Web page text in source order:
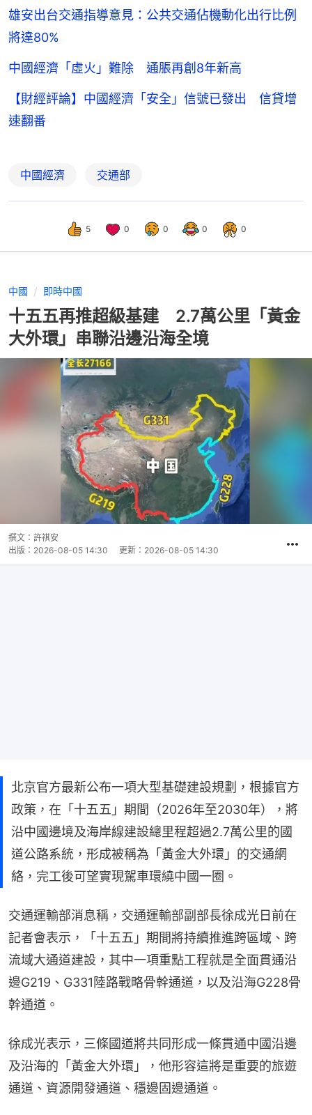
雄安出台交通指導意見：公共交通佔機動化出行比例
將達80%
中國經濟「虛火」難除 通脹再創8年新高
【財經評論】中國經濟「安全」信號已發出 信貸增
速翻番
中國經濟 交通部
5 0 0 0 0
中國 即時中國
十五五再推超級基建 2.7萬公里「黃金
大外環」串聯沿邊沿海全境
撰文： 許祺安
出版： 2026-08-05 14:30 更新： 2026-08-05 14:30
北京官方最新公布一項大型基礎建設規劃，根據官方
政策，在「十五五」期間（2026年至2030年），將
沿中國邊境及海岸線建設總里程超過2.7萬公里的國
道公路系統，形成被稱為「黃金大外環」的交通網
絡，完工後可望實現駕車環繞中國一圈。
交通運輸部消息稱，交通運輸部副部長徐成光日前在
記者會表示，「十五五」期間將持續推進跨區域、跨
流域大通道建設，其中一項重點工程就是全面貫通沿
邊G219、G331陸路戰略骨幹通道，以及沿海G228骨
幹通道。
徐成光表示，三條國道將共同形成一條貫通中國沿邊
及沿海的「黃金大外環」，他形容這將是重要的旅遊
通道、資源開發通道、穩邊固邊通道。